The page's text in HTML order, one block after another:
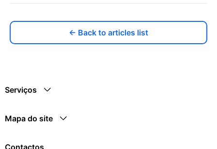
← Back to articles list
Serviços
Mapa do site